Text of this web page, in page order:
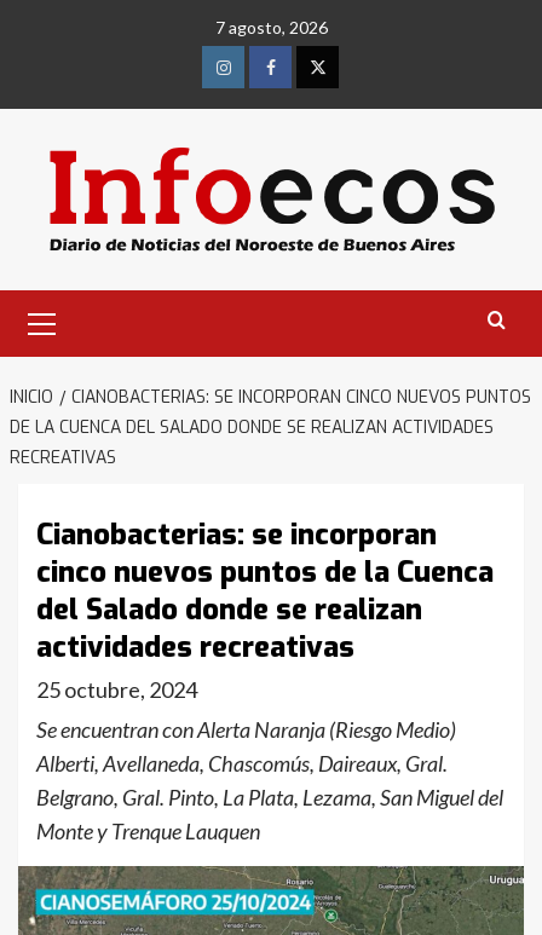
7 agosto, 2026
InstagramFacebookTwitter
primario
INICIO
CIANOBACTERIAS: SE INCORPORAN CINCO NUEVOS PUNTOS
DE LA CUENCA DEL SALADO DONDE SE REALIZAN ACTIVIDADES
RECREATIVAS
Cianobacterias: se incorporan
cinco nuevos puntos de la Cuenca
del Salado donde se realizan
actividades recreativas
25 octubre, 2024
Se encuentran con Alerta Naranja (Riesgo Medio)
Alberti, Avellaneda, Chascomús, Daireaux, Gral.
Belgrano, Gral. Pinto, La Plata, Lezama, San Miguel del
Monte y Trenque Lauquen